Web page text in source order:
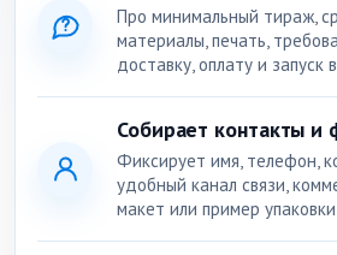
Про минимальный тираж,
материалы, печать,
доставку, оплату и запуск
Собирает контакты и
Фиксирует имя, телефон,
удобный канал связи,
макет или пример упаковки